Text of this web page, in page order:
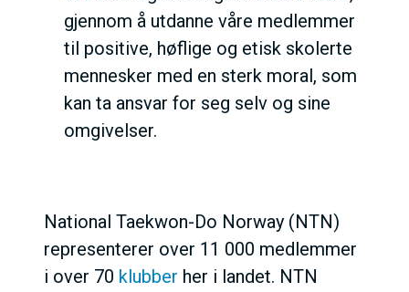
gjennom å utdanne våre medlemmer
til positive, høflige og etisk skolerte
mennesker med en sterk moral, som
kan ta ansvar for seg selv og sine
omgivelser.
National Taekwon-Do Norway (NTN)
representerer over 11 000 medlemmer
i over 70 klubber her i landet. NTN